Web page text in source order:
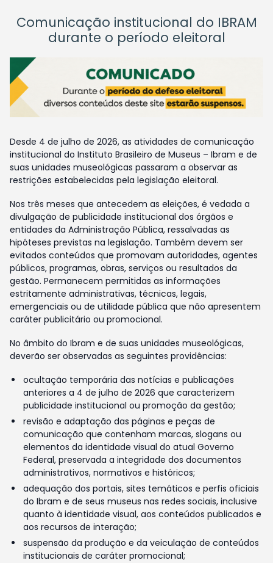
Comunicação institucional do IBRAM
durante o período eleitoral
Desde 4 de julho de 2026, as atividades de comunicação
institucional do Instituto Brasileiro de Museus – Ibram e de
suas unidades museológicas passaram a observar as
restrições estabelecidas pela legislação eleitoral.
Nos três meses que antecedem as eleições, é vedada a
divulgação de publicidade institucional dos órgãos e
entidades da Administração Pública, ressalvadas as
hipóteses previstas na legislação. Também devem ser
evitados conteúdos que promovam autoridades, agentes
públicos, programas, obras, serviços ou resultados da
gestão. Permanecem permitidas as informações
estritamente administrativas, técnicas, legais,
emergenciais ou de utilidade pública que não apresentem
caráter publicitário ou promocional.
No âmbito do Ibram e de suas unidades museológicas,
deverão ser observadas as seguintes providências:
ocultação temporária das notícias e publicações
anteriores a 4 de julho de 2026 que caracterizem
publicidade institucional ou promoção da gestão;
revisão e adaptação das páginas e peças de
comunicação que contenham marcas, slogans ou
elementos da identidade visual do atual Governo
Federal, preservada a integridade dos documentos
administrativos, normativos e históricos;
adequação dos portais, sites temáticos e perfis oficiais
do Ibram e de seus museus nas redes sociais, inclusive
quanto à identidade visual, aos conteúdos publicados e
aos recursos de interação;
suspensão da produção e da veiculação de conteúdos
institucionais de caráter promocional;